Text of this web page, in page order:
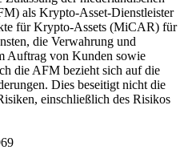
als Krypto-Asset-Dienstleister
für Krypto-Assets (MiCAR) für
die Verwahrung und
Auftrag von Kunden sowie
die AFM bezieht sich auf die
Dies beseitigt nicht die
einschließlich des Risikos